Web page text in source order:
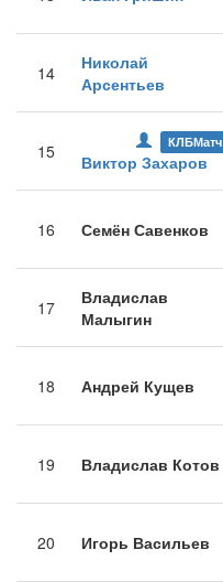
14
Николай
Арсентьев
15 КЛБМатч
Виктор Захаров
16 Семён Савенков
17
Владислав
Малыгин
18 Андрей Кущев
19 Владислав Котов
20 Игорь Васильев